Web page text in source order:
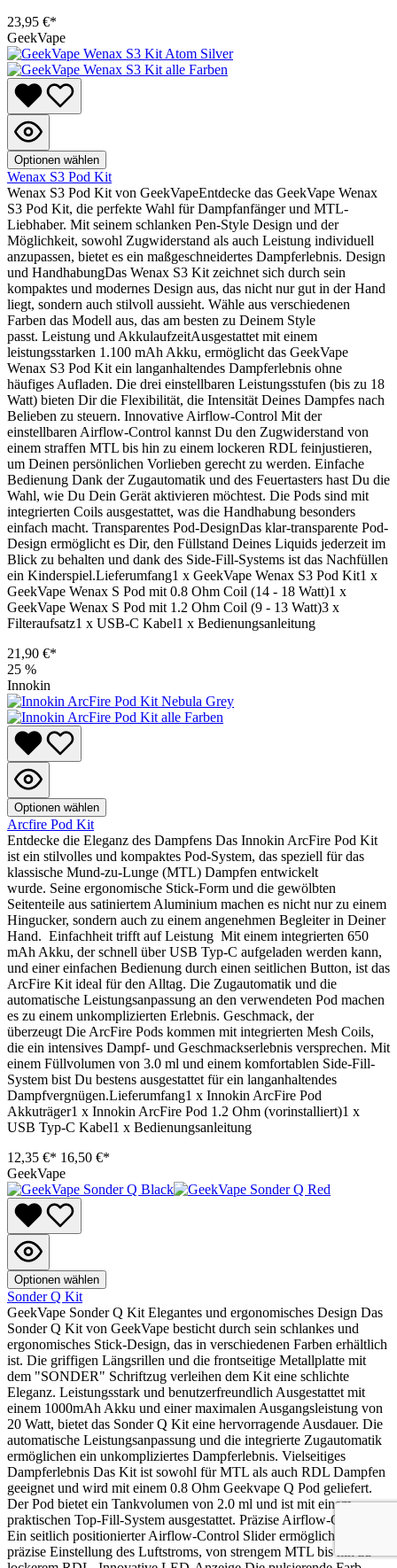
23,95 €*
GeekVape
Optionen wählen
Wenax S3 Pod Kit
Wenax S3 Pod Kit von GeekVapeEntdecke das GeekVape Wenax
S3 Pod Kit, die perfekte Wahl für Dampfanfänger und MTL-
Liebhaber. Mit seinem schlanken Pen-Style Design und der
Möglichkeit, sowohl Zugwiderstand als auch Leistung individuell
anzupassen, bietet es ein maßgeschneidertes Dampferlebnis. Design
und HandhabungDas Wenax S3 Kit zeichnet sich durch sein
kompaktes und modernes Design aus, das nicht nur gut in der Hand
liegt, sondern auch stilvoll aussieht. Wähle aus verschiedenen
Farben das Modell aus, das am besten zu Deinem Style
passt. Leistung und AkkulaufzeitAusgestattet mit einem
leistungsstarken 1.100 mAh Akku, ermöglicht das GeekVape
Wenax S3 Pod Kit ein langanhaltendes Dampferlebnis ohne
häufiges Aufladen. Die drei einstellbaren Leistungsstufen (bis zu 18
Watt) bieten Dir die Flexibilität, die Intensität Deines Dampfes nach
Belieben zu steuern. Innovative Airflow-Control Mit der
einstellbaren Airflow-Control kannst Du den Zugwiderstand von
einem straffen MTL bis hin zu einem lockeren RDL feinjustieren,
um Deinen persönlichen Vorlieben gerecht zu werden. Einfache
Bedienung Dank der Zugautomatik und des Feuertasters hast Du die
Wahl, wie Du Dein Gerät aktivieren möchtest. Die Pods sind mit
integrierten Coils ausgestattet, was die Handhabung besonders
einfach macht. Transparentes Pod-DesignDas klar-transparente Pod-
Design ermöglicht es Dir, den Füllstand Deines Liquids jederzeit im
Blick zu behalten und dank des Side-Fill-Systems ist das Nachfüllen
ein Kinderspiel.Lieferumfang1 x GeekVape Wenax S3 Pod Kit1 x
GeekVape Wenax S Pod mit 0.8 Ohm Coil (14 - 18 Watt)1 x
GeekVape Wenax S Pod mit 1.2 Ohm Coil (9 - 13 Watt)3 x
Filteraufsatz1 x USB-C Kabel1 x Bedienungsanleitung
21,90 €*
25 %
Innokin
Optionen wählen
Arcfire Pod Kit
Entdecke die Eleganz des Dampfens Das Innokin ArcFire Pod Kit
ist ein stilvolles und kompaktes Pod-System, das speziell für das
klassische Mund-zu-Lunge (MTL) Dampfen entwickelt
wurde. Seine ergonomische Stick-Form und die gewölbten
Seitenteile aus satiniertem Aluminium machen es nicht nur zu einem
Hingucker, sondern auch zu einem angenehmen Begleiter in Deiner
Hand. Einfachheit trifft auf Leistung Mit einem integrierten 650
mAh Akku, der schnell über USB Typ-C aufgeladen werden kann,
und einer einfachen Bedienung durch einen seitlichen Button, ist das
ArcFire Kit ideal für den Alltag. Die Zugautomatik und die
automatische Leistungsanpassung an den verwendeten Pod machen
es zu einem unkomplizierten Erlebnis. Geschmack, der
überzeugt Die ArcFire Pods kommen mit integrierten Mesh Coils,
die ein intensives Dampf- und Geschmackserlebnis versprechen. Mit
einem Füllvolumen von 3.0 ml und einem komfortablen Side-Fill-
System bist Du bestens ausgestattet für ein langanhaltendes
Dampfvergnügen.Lieferumfang1 x Innokin ArcFire Pod
Akkuträger1 x Innokin ArcFire Pod 1.2 Ohm (vorinstalliert)1 x
USB Typ-C Kabel1 x Bedienungsanleitung
12,35 €* 16,50 €*
GeekVape
Optionen wählen
Sonder Q Kit
GeekVape Sonder Q Kit Elegantes und ergonomisches Design Das
Sonder Q Kit von GeekVape besticht durch sein schlankes und
ergonomisches Stick-Design, das in verschiedenen Farben erhältlich
ist. Die griffigen Längsrillen und die frontseitige Metallplatte mit
dem "SONDER" Schriftzug verleihen dem Kit eine schlichte
Eleganz. Leistungsstark und benutzerfreundlich Ausgestattet mit
einem 1000mAh Akku und einer maximalen Ausgangsleistung von
20 Watt, bietet das Sonder Q Kit eine hervorragende Ausdauer. Die
automatische Leistungsanpassung und die integrierte Zugautomatik
ermöglichen ein unkompliziertes Dampferlebnis. Vielseitiges
Dampferlebnis Das Kit ist sowohl für MTL als auch RDL Dampfen
geeignet und wird mit einem 0.8 Ohm Geekvape Q Pod geliefert.
Der Pod bietet ein Tankvolumen von 2.0 ml und ist mit einem
praktischen Top-Fill-System ausgestattet. Präzise Airflow-Control
Ein seitlich positionierter Airflow-Control Slider ermöglicht eine
präzise Einstellung des Luftstroms, von strengem MTL bis hin zu